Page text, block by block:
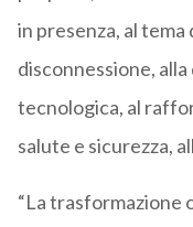
in presenza, al
disconnessione,
tecnologica, al
salute e sicurezza,
“La trasformazione